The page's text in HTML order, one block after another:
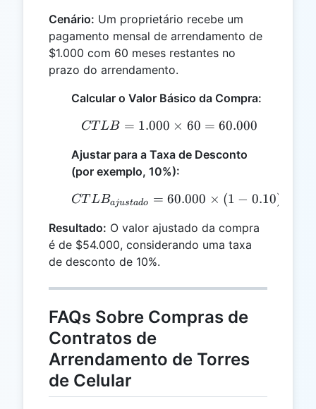
Cenário: Um proprietário recebe um
pagamento mensal de arrendamento de
$1.000 com 60 meses restantes no
prazo do arrendamento.
Calcular o Valor Básico da Compra:
CTLB = 1.000 \times
CT LB = 1.000 × 60 = 60.000
Ajustar para a Taxa de Desconto
(por exemplo, 10%):
CTLB_{ajustado} =
CT LBajustado = 60.000 × (1 − 0.10)
Resultado: O valor ajustado da compra
é de $54.000, considerando uma taxa
de desconto de 10%.
FAQs Sobre Compras de
Contratos de
Arrendamento de Torres
de Celular